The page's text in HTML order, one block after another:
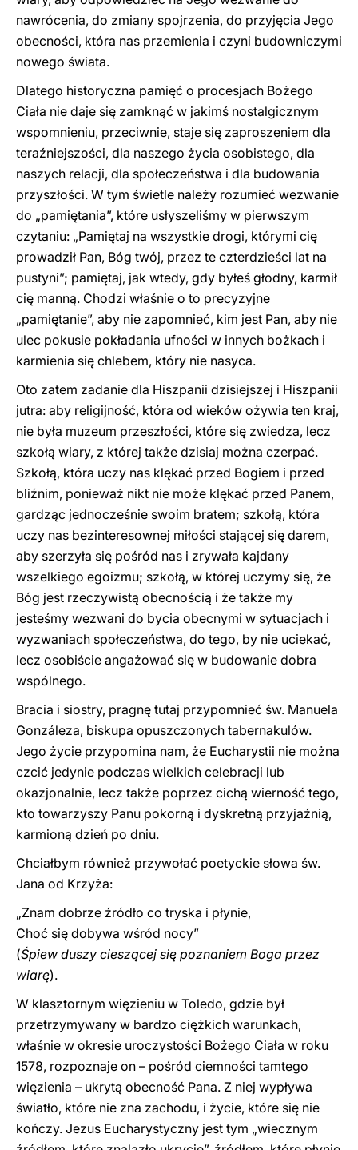
nawrócenia, do zmiany spojrzenia, do przyjęcia Jego
obecności, która nas przemienia i czyni budowniczymi
nowego świata.
Dlatego historyczna pamięć o procesjach Bożego
Ciała nie daje się zamknąć w jakimś nostalgicznym
wspomnieniu, przeciwnie, staje się zaproszeniem dla
teraźniejszości, dla naszego życia osobistego, dla
naszych relacji, dla społeczeństwa i dla budowania
przyszłości. W tym świetle należy rozumieć wezwanie
do „pamiętania”, które usłyszeliśmy w pierwszym
czytaniu: „Pamiętaj na wszystkie drogi, którymi cię
prowadził Pan, Bóg twój, przez te czterdzieści lat na
pustyni”; pamiętaj, jak wtedy, gdy byłeś głodny, karmił
cię manną. Chodzi właśnie o to precyzyjne
„pamiętanie”, aby nie zapomnieć, kim jest Pan, aby nie
ulec pokusie pokładania ufności w innych bożkach i
karmienia się chlebem, który nie nasyca.
Oto zatem zadanie dla Hiszpanii dzisiejszej i Hiszpanii
jutra: aby religijność, która od wieków ożywia ten kraj,
nie była muzeum przeszłości, które się zwiedza, lecz
szkołą wiary, z której także dzisiaj można czerpać.
Szkołą, która uczy nas klękać przed Bogiem i przed
bliźnim, ponieważ nikt nie może klękać przed Panem,
gardząc jednocześnie swoim bratem; szkołą, która
uczy nas bezinteresownej miłości stającej się darem,
aby szerzyła się pośród nas i zrywała kajdany
wszelkiego egoizmu; szkołą, w której uczymy się, że
Bóg jest rzeczywistą obecnością i że także my
jesteśmy wezwani do bycia obecnymi w sytuacjach i
wyzwaniach społeczeństwa, do tego, by nie uciekać,
lecz osobiście angażować się w budowanie dobra
wspólnego.
Bracia i siostry, pragnę tutaj przypomnieć św. Manuela
Gonzáleza, biskupa opuszczonych tabernakulów.
Jego życie przypomina nam, że Eucharystii nie można
czcić jedynie podczas wielkich celebracji lub
okazjonalnie, lecz także poprzez cichą wierność tego,
kto towarzyszy Panu pokorną i dyskretną przyjaźnią,
karmioną dzień po dniu.
Chciałbym również przywołać poetyckie słowa św.
Jana od Krzyża:
„Znam dobrze źródło co tryska i płynie,
Choć się dobywa wśród nocy”
(Śpiew duszy cieszącej się poznaniem Boga przez
wiarę).
W klasztornym więzieniu w Toledo, gdzie był
przetrzymywany w bardzo ciężkich warunkach,
właśnie w okresie uroczystości Bożego Ciała w roku
1578, rozpoznaje on – pośród ciemności tamtego
więzienia – ukrytą obecność Pana. Z niej wypływa
światło, które nie zna zachodu, i życie, które się nie
kończy. Jezus Eucharystyczny jest tym „wiecznym